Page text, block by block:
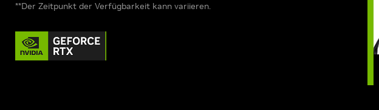
**Der Zeitpunkt der Verfügbarkeit kann variieren.